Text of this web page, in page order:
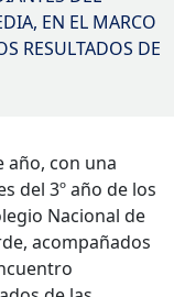
EN EL MARCO
RESULTADOS DE
año, con una
del 3º año de los
Nacional de
acompañados